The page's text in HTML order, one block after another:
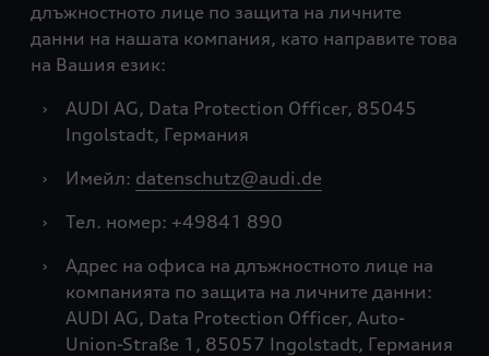
длъжностното лице по защита на личните
данни на нашата компания, като направите това
на Вашия език:
›
AUDI AG, Data Protection Officer, 85045
Ingolstadt, Германия
›
Имейл: datenschutz@audi.de
›
Тел. номер: +49841 890
›
Адрес на офиса на длъжностното лице на
компанията по защита на личните данни:
AUDI AG, Data Protection Officer, Auto-
Union-Straße 1, 85057 Ingolstadt, Германия